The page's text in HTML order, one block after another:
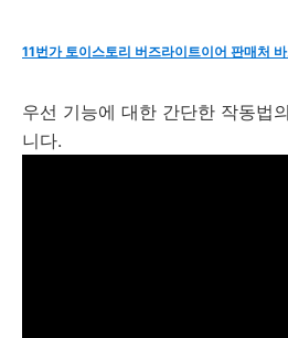
11번가 토이스토리 버즈라이트이어 판매처
우선 기능에 대한 간단한 작동법
니다.